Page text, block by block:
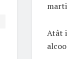
Atât